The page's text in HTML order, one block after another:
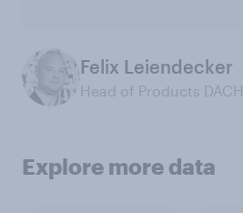
Felix Leiendecker
Head of Products DACH
Explore more data